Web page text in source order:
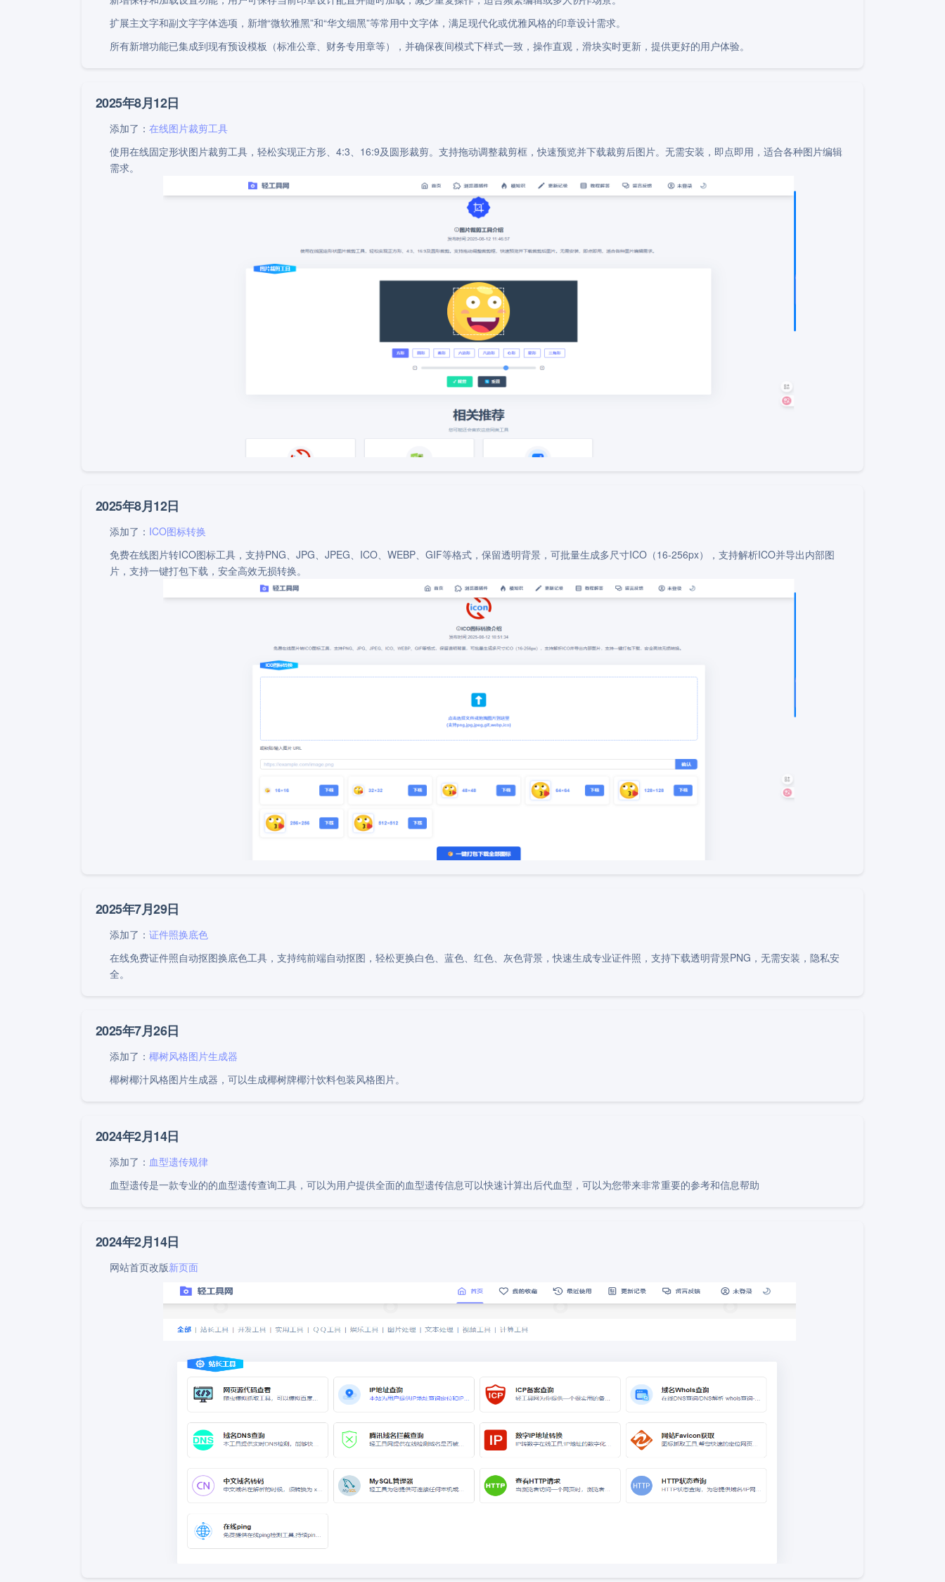
扩展主文字和副文字字体选项，新增“微软雅黑”和“华文细黑”等常用中文字体，满足现代化或优雅风格的印章设计需求。
所有新增功能已集成到现有预设模板（标准公章、财务专用章等），并确保夜间模式下样式一致，操作直观，滑块实时更新，提供更好的用户体验。
2025年8月12日
添加了： 在线图片裁剪工具
使用在线固定形状图片裁剪工具，轻松实现正方形、4:3、16:9及圆形裁剪。支持拖动调整裁剪框，快速预览并下载裁剪后图片。无需安装，即点即用，适合各种图片编辑
需求。
2025年8月12日
添加了： ICO图标转换
免费在线图片转ICO图标工具，支持PNG、JPG、JPEG、ICO、WEBP、GIF等格式，保留透明背景，可批量生成多尺寸ICO（16-256px），支持解析ICO并导出内部图
片，支持一键打包下载，安全高效无损转换。
2025年7月29日
添加了： 证件照换底色
在线免费证件照自动抠图换底色工具，支持纯前端自动抠图，轻松更换白色、蓝色、红色、灰色背景，快速生成专业证件照，支持下载透明背景PNG，无需安装，隐私安
全。
2025年7月26日
添加了： 椰树风格图片生成器
椰树椰汁风格图片生成器，可以生成椰树牌椰汁饮料包装风格图片。
2024年2月14日
添加了： 血型遗传规律
血型遗传是一款专业的的血型遗传查询工具，可以为用户提供全面的血型遗传信息可以快速计算出后代血型，可以为您带来非常重要的参考和信息帮助
2024年2月14日
网站首页改版新页面